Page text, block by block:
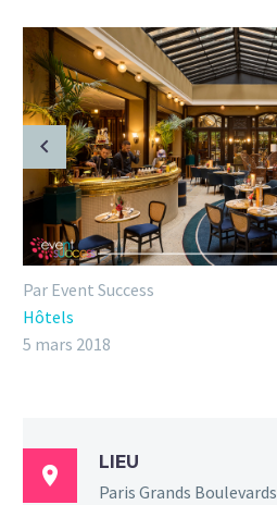
Par Event Success
Hôtels
5 mars 2018

LIEU
Paris Grands Boulevards